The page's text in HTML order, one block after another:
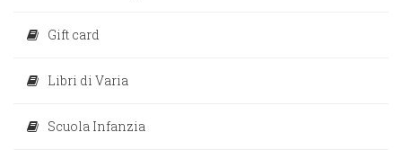
Gift card
Libri di Varia
Scuola Infanzia